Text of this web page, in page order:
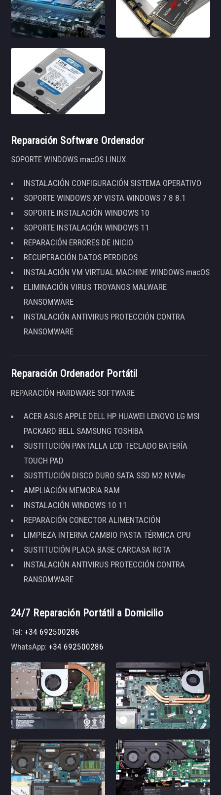
Reparación Software Ordenador
SOPORTE WINDOWS macOS LINUX
INSTALACIÓN CONFIGURACIÓN SISTEMA OPERATIVO
SOPORTE WINDOWS XP VISTA WINDOWS 7 8 8.1
SOPORTE INSTALACIÓN WINDOWS 10
SOPORTE INSTALACIÓN WINDOWS 11
REPARACIÓN ERRORES DE INICIO
RECUPERACIÓN DATOS PERDIDOS
INSTALACIÓN VM VIRTUAL MACHINE WINDOWS macOS
ELIMINACIÓN VIRUS TROYANOS MALWARE
RANSOMWARE
INSTALACIÓN ANTIVIRUS PROTECCIÓN CONTRA
RANSOMWARE
Reparación Ordenador Portátil
REPARACIÓN HARDWARE SOFTWARE
ACER ASUS APPLE DELL HP HUAWEI LENOVO LG MSI
PACKARD BELL SAMSUNG TOSHIBA
SUSTITUCIÓN PANTALLA LCD TECLADO BATERÍA
TOUCH PAD
SUSTITUCIÓN DISCO DURO SATA SSD M2 NVMe
AMPLIACIÓN MEMORIA RAM
INSTALACIÓN WINDOWS 10 11
REPARACIÓN CONECTOR ALIMENTACIÓN
LIMPIEZA INTERNA CAMBIO PASTA TÉRMICA CPU
SUSTITUCIÓN PLACA BASE CARCASA ROTA
INSTALACIÓN ANTIVIRUS PROTECCIÓN CONTRA
RANSOMWARE
24/7 Reparación Portátil a Domicilio
Tel:+34 692500286
WhatsApp:+34 692500286